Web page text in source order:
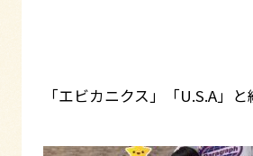
「エビカニクス」「U.S.A」と